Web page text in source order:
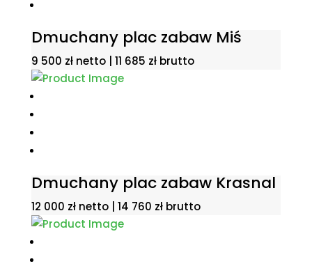
Dmuchany plac zabaw Miś
9 500 zł netto | 11 685 złbrutto
Dmuchany plac zabaw Krasnal
12 000 zł netto | 14 760 złbrutto